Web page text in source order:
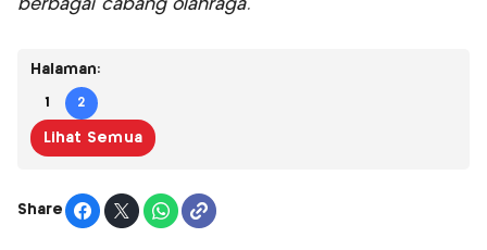
berbagai cabang olahraga.
Halaman:
1 2
Lihat Semua
Share